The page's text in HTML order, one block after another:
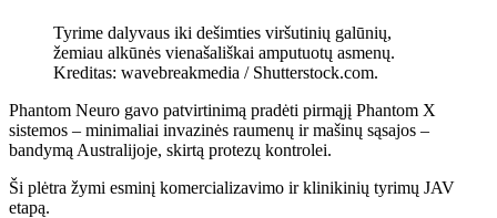
Tyrime dalyvaus iki dešimties viršutinių galūnių,
žemiau alkūnės vienašališkai amputuotų asmenų.
Kreditas: wavebreakmedia / Shutterstock.com.
Phantom Neuro gavo patvirtinimą pradėti pirmąjį Phantom X
sistemos – minimaliai invazinės raumenų ir mašinų sąsajos –
bandymą Australijoje, skirtą protezų kontrolei.
Ši plėtra žymi esminį komercializavimo ir klinikinių tyrimų JAV
etapą.